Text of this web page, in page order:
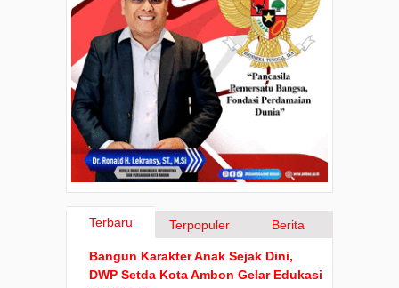
Terbaru Terpopuler Berita
Bangun Karakter Anak Sejak Dini,
DWP Setda Kota Ambon Gelar Edukasi